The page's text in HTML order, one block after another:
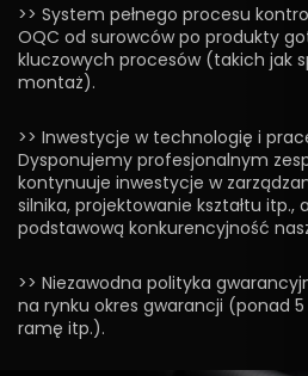
>> System pełnego procesu
OQC od surowców po produkty
kluczowych procesów (takich jak
montaż).
>> Inwestycje w technologię i
Dysponujemy profesjonalnym
kontynuuje inwestycje w
silnika, projektowanie kształtu itp.,
podstawową konkurencyjność
>> Niezawodna polityka
na rynku okres gwarancji (ponad
ramę itp.).